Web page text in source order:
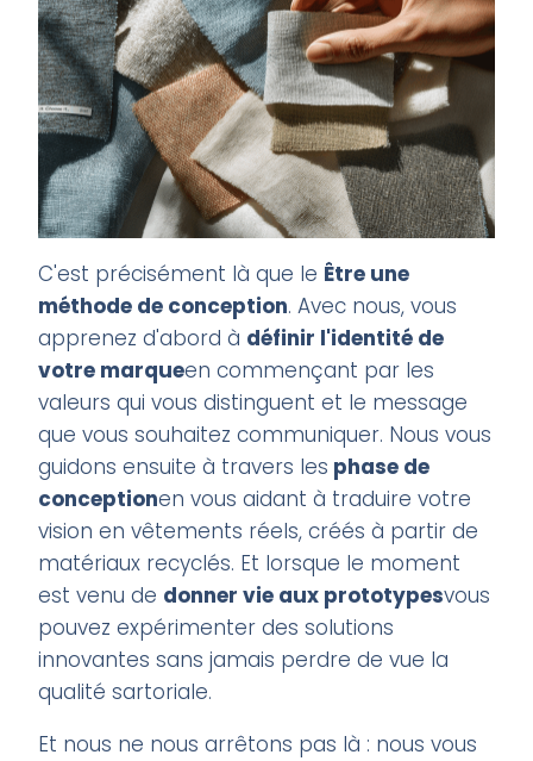
C'est précisément là que le Être une
méthode de conception. Avec nous, vous
apprenez d'abord à définir l'identité de
votre marqueen commençant par les
valeurs qui vous distinguent et le message
que vous souhaitez communiquer. Nous vous
guidons ensuite à travers les phase de
conceptionen vous aidant à traduire votre
vision en vêtements réels, créés à partir de
matériaux recyclés. Et lorsque le moment
est venu de donner vie aux prototypesvous
pouvez expérimenter des solutions
innovantes sans jamais perdre de vue la
qualité sartoriale.
Et nous ne nous arrêtons pas là : nous vous